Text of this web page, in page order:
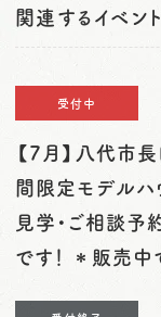
関連するイベン
受付中
【7月】八代市
間限定モデルハ
見学・ご相談予
です！ ＊販売中